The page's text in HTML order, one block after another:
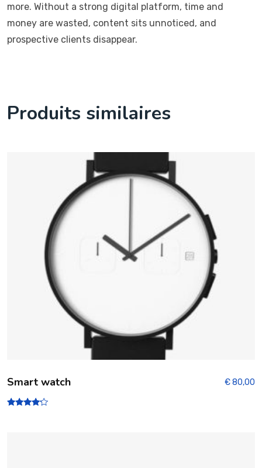
more. Without a strong digital platform, time and
money are wasted, content sits unnoticed, and
prospective clients disappear.
Produits similaires
Smart watch €80,00